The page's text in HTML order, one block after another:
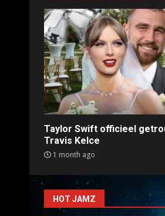
Taylor Swift officieel
Travis Kelce
1 month ago
HOT JAMZ